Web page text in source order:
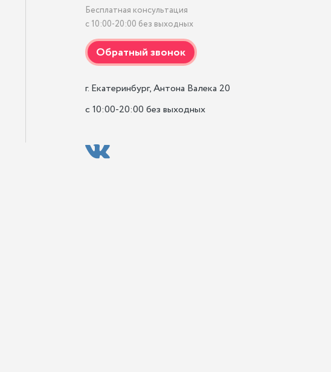
Бесплатная консультация
с 10:00-20:00 без выходных
г. Екатеринбург, Антона Валека 20
с 10:00-20:00 без выходных